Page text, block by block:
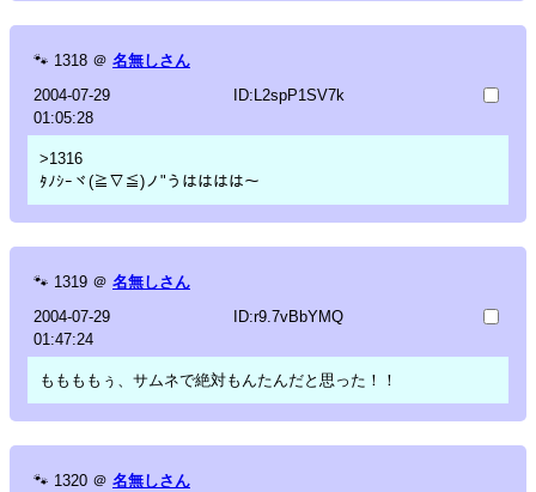
🐾 1318 ＠ 名無しさん
2004-07-29
01:05:28
ID:L2spP1SV7k
>1316
ﾀﾉｼｰヾ(≧∇≦)ノ"うはははは～
🐾 1319 ＠ 名無しさん
2004-07-29
01:47:24
ID:r9.7vBbYMQ
ももももぅ、サムネで絶対もんたんだと思った！！
🐾 1320 ＠ 名無しさん